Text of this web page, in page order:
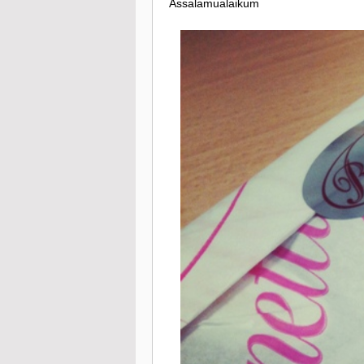
Assalamualaikum